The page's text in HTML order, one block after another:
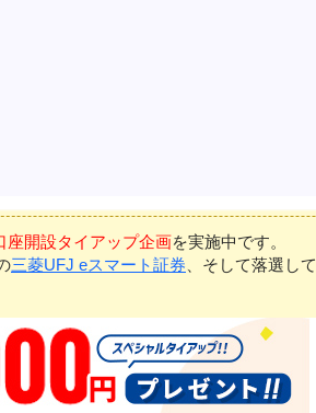
座開設タイアップ企画を実施中です。
三菱UFJ eスマート証券 、そして落選し